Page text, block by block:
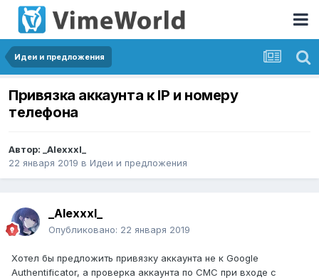
Идеи и предложения
Привязка аккаунта к IP и номеру
телефона
Автор: _Alexxxl_
22 января 2019 в Идеи и предложения
_Alexxxl_
Опубликовано: 22 января 2019
Хотел бы предложить привязку аккаунта не к Google
Authentificator, а проверка аккаунта по СМС при входе с